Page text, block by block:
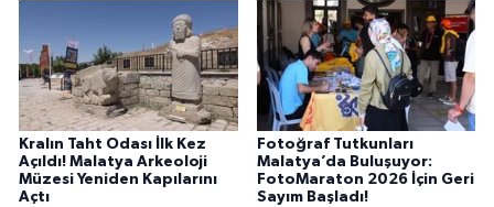
Kralın Taht Odası İlk Kez
Açıldı! Malatya Arkeoloji
Müzesi Yeniden Kapılarını
Açtı
Fotoğraf Tutkunları
Malatya’da Buluşuyor:
FotoMaraton 2026 İçin Geri
Sayım Başladı!